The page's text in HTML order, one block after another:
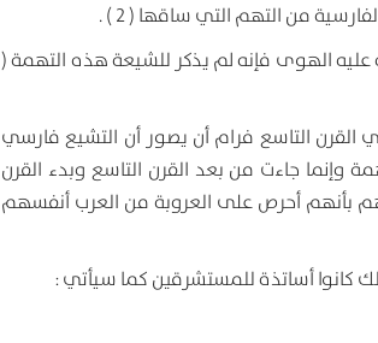
من التهم التي ساقها ( 2 ) .
عليه الهوى فإنه لم يذكر للشيعة هذه التهمة (
التاسع فرام أن يصور أن التشيع فارسي
التهمة وإنما جاءت من بعد القرن التاسع وبدء القرن
بأنهم أحرص على العروبة من العرب أنفسهم
كانوا أساتذة للمستشرقين كما سيأتي :